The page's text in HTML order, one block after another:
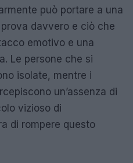
può portare a una
davvero e ciò che
emotivo e una
Le persone che si
isolate, mentre i
un’assenza di
vizioso di
di rompere questo